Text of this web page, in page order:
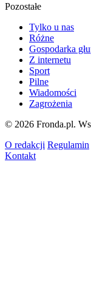
Pozostałe
Tylko u nas
Różne
Gospodarka
Z internetu
Sport
Pilne
Wiadomości
Zagrożenia
© 2026 Fronda.pl.
O redakcji Regulamin
Kontakt